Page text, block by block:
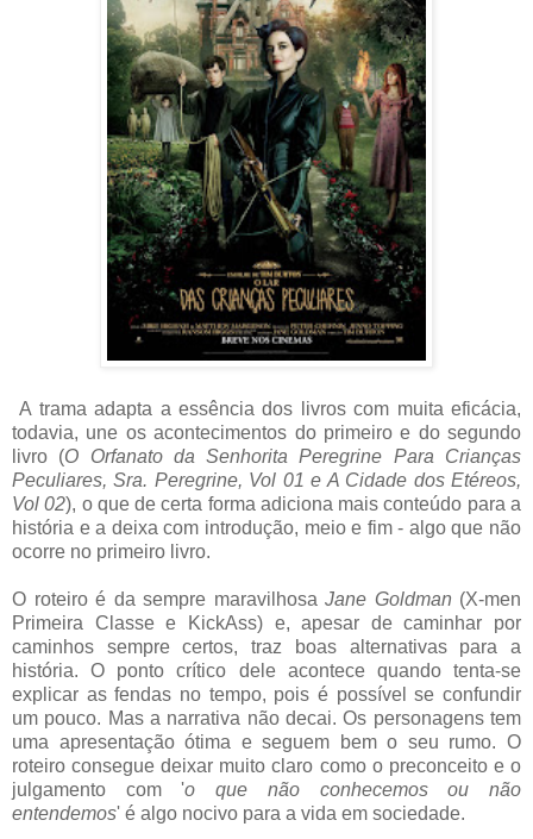
A trama adapta a essência dos livros com muita eficácia,
todavia, une os acontecimentos do primeiro e do segundo
livro (O Orfanato da Senhorita Peregrine Para Crianças
Peculiares, Sra. Peregrine, Vol 01 e A Cidade dos Etéreos,
Vol 02), o que de certa forma adiciona mais conteúdo para a
história e a deixa com introdução, meio e fim - algo que não
ocorre no primeiro livro.
O roteiro é da sempre maravilhosa Jane Goldman (X-men
Primeira Classe e KickAss) e, apesar de caminhar por
caminhos sempre certos, traz boas alternativas para a
história. O ponto crítico dele acontece quando tenta-se
explicar as fendas no tempo, pois é possível se confundir
um pouco. Mas a narrativa não decai. Os personagens tem
uma apresentação ótima e seguem bem o seu rumo. O
roteiro consegue deixar muito claro como o preconceito e o
julgamento com 'o que não conhecemos ou não
entendemos' é algo nocivo para a vida em sociedade.